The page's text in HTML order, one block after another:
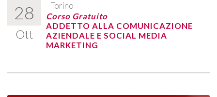
28
Ott
Torino
Corso Gratuito
ADDETTO ALLA COMUNICAZIONE
AZIENDALE E SOCIAL MEDIA
MARKETING